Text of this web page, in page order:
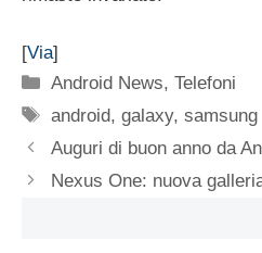
[Via]
Categorie
Android News,Telefoni
Tag
android,galaxy,samsung
Auguri di buon anno da
Nexus One: nuova